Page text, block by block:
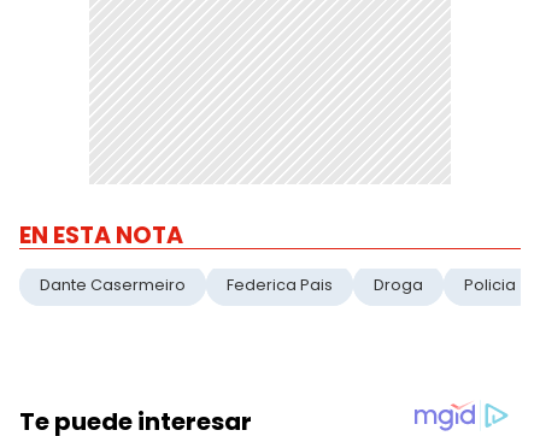
EN ESTA NOTA
Dante Casermeiro Federica Pais Droga Policia